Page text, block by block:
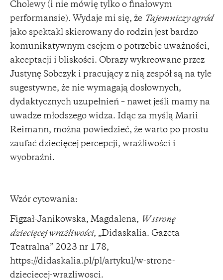
Cholewy (i nie mówię tylko o finałowym
performansie). Wydaje mi się, że Tajemniczy ogród
jako spektakl skierowany do rodzin jest bardzo
komunikatywnym esejem o potrzebie uważności,
akceptacji i bliskości. Obrazy wykreowane przez
Justynę Sobczyk i pracujący z nią zespół są na tyle
sugestywne, że nie wymagają dosłownych,
dydaktycznych uzupełnień – nawet jeśli mamy na
uwadze młodszego widza. Idąc za myślą Marii
Reimann, można powiedzieć, że warto po prostu
zaufać dziecięcej percepcji, wrażliwości i
wyobraźni.
Wzór cytowania:
Figzał-Janikowska, Magdalena,
W stronę
dziecięcej wrażliwości, „Didaskalia. Gazeta
Teatralna” 2023 nr 178,
https://didaskalia.pl/pl/artykul/w-strone-
dzieciecej-wrazliwosci.